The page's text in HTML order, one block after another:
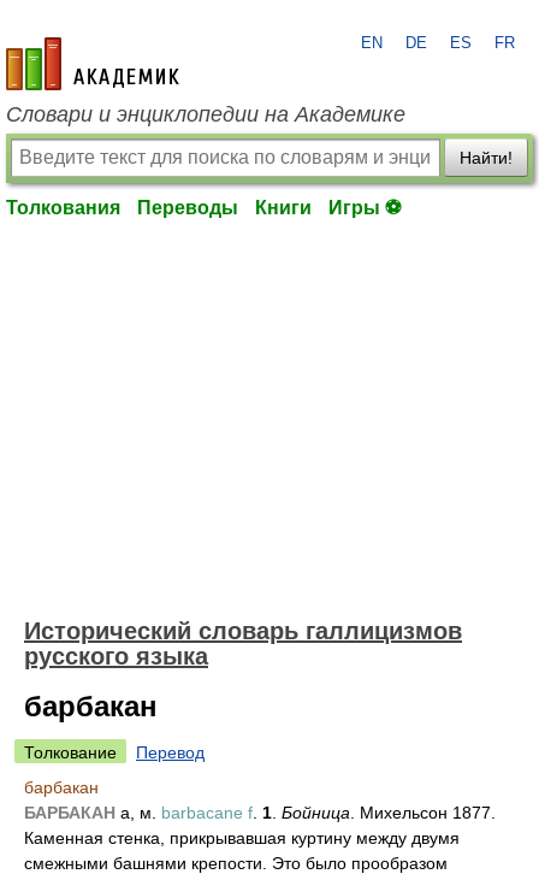
academic.ru
EN DE ES FR
Словари и энциклопедии на Академике
Найти!
Толкования Переводы Книги Игры ⚽
Исторический словарь галлицизмов
русского языка
барбакан
Толкование
Перевод
барбакан
БАРБАКАН а, м. barbacane f 1 Бойница . Михельсон 1877.
Каменная стенка, прикрывавшая куртину между двумя
смежными башнями крепости. Это было прообразом